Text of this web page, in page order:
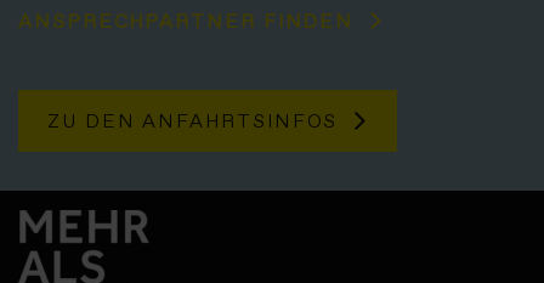
ANSPRECHPARTNER FINDEN
ZU DEN ANFAHRTSINFOS